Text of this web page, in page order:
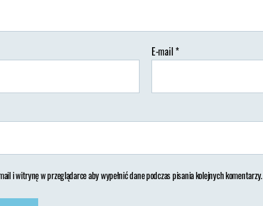
wpisu
wpisu
E-mail*
i witrynę w przeglądarce aby wypełnić dane podczas pisania kolejnych komentarzy.